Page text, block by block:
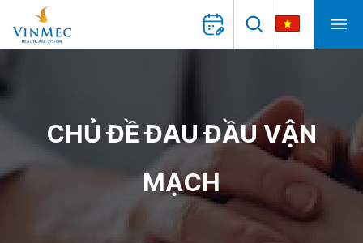
CHỦ ĐỀ ĐAU ĐẦU VẬN
MẠCH